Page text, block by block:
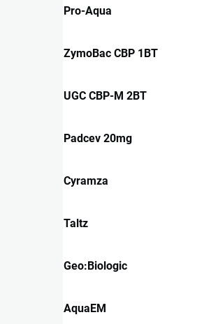
Pro-Aqua
ZymoBac CBP 1BT
UGC CBP-M 2BT
Padcev 20mg
Cyramza
Taltz
Geo:Biologic
AquaEM